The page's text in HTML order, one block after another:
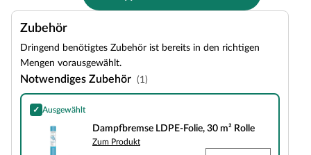
Zubehör
Dringend benötigtes Zubehör ist bereits in den richtigen
Mengen vorausgewählt.
Notwendiges Zubehör (1)
✓ Ausgewählt
Dampfbremse LDPE-Folie, 30 m² Rolle
Dampfbremse LDPE-Folie, 30 m² Rolle
Zum Produkt